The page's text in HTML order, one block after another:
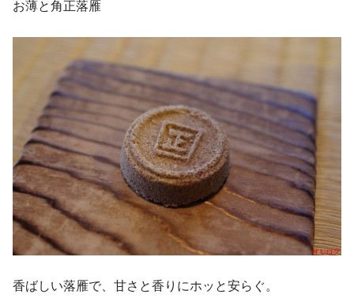
お薄と角正落雁
香ばしい落雁で、甘さと香りにホッと安らぐ。